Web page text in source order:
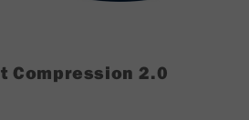
Compression 2.0